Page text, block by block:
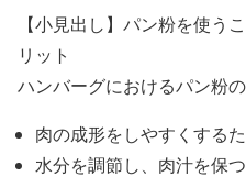
【小見出し】パン粉を使う
リット
ハンバーグにおけるパン粉
肉の成形をしやすくする
水分を調節し、肉汁を保